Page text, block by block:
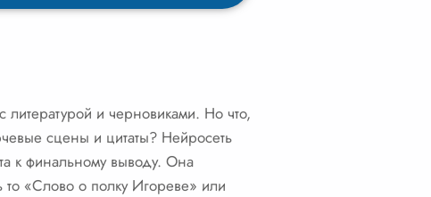
литературой и черновиками. Но что,
сцены и цитаты? Нейросеть
к финальному выводу. Она
то «Слово о полку Игореве» или